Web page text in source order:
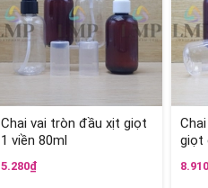
Chai vai tròn đầu xịt giọt
1 viền 80ml
5.280₫
giọt